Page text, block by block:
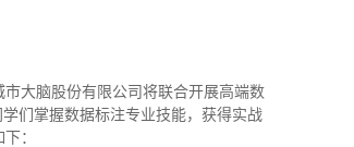
大脑股份有限公司将联合开展高端数
们掌握数据标注专业技能，获得实战
：